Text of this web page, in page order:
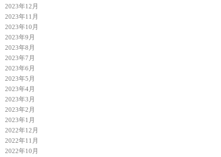
2023年12月
2023年11月
2023年10月
2023年9月
2023年8月
2023年7月
2023年6月
2023年5月
2023年4月
2023年3月
2023年2月
2023年1月
2022年12月
2022年11月
2022年10月